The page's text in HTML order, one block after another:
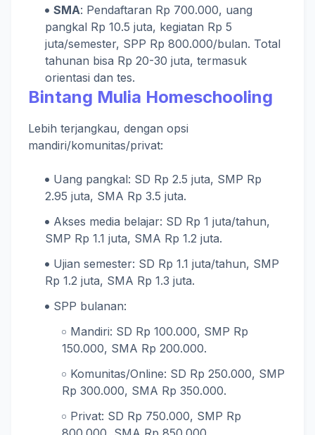
SMA: Pendaftaran Rp 700.000, uang
pangkal Rp 10.5 juta, kegiatan Rp 5
juta/semester, SPP Rp 800.000/bulan. Total
tahunan bisa Rp 20-30 juta, termasuk
orientasi dan tes.
Bintang Mulia Homeschooling
Lebih terjangkau, dengan opsi
mandiri/komunitas/privat:
Uang pangkal: SD Rp 2.5 juta, SMP Rp
2.95 juta, SMA Rp 3.5 juta.
Akses media belajar: SD Rp 1 juta/tahun,
SMP Rp 1.1 juta, SMA Rp 1.2 juta.
Ujian semester: SD Rp 1.1 juta/tahun, SMP
Rp 1.2 juta, SMA Rp 1.3 juta.
SPP bulanan:
Mandiri: SD Rp 100.000, SMP Rp
150.000, SMA Rp 200.000.
Komunitas/Online: SD Rp 250.000, SMP
Rp 300.000, SMA Rp 350.000.
Privat: SD Rp 750.000, SMP Rp